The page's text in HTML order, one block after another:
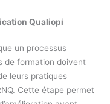
Qualiopi
un processus
de formation doivent
leurs pratiques
Cette étape permet